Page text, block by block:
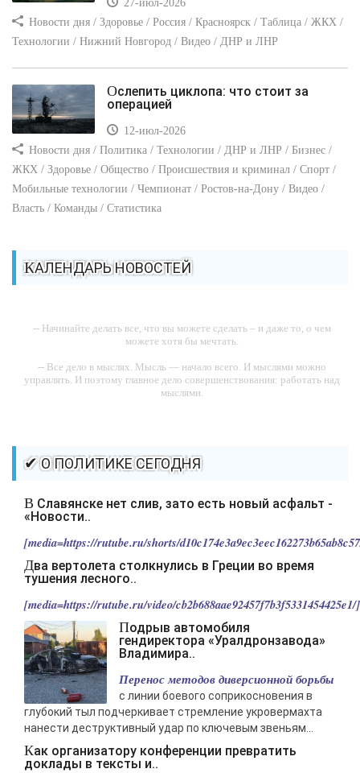
27-июл-2026
Новости дня / Здоровье / Россия / Красноярск / Таблица / ЖКХ /
Технологии / Нижний Новгород / Видео / ДНР и ЛНР
Ослепить циклопа: что стоит за
операцией
12-июл-2026
Новости дня / Политика / Технологии / ДНР и ЛНР / Бизнес /
ЖКХ / Здоровье / Общество / Происшествия и криминал / Спорт /
Мобильные технологии / Чемпионат / Ростов-на-Дону / Видео /
Власть / Команды / Статистика
КАЛЕНДАРЬ НОВОСТЕЙ
-- Начинайте делать все, что вы можете сделать – и даже то, о чем
можете хотя бы мечтать.
-- Все дело в мыслях. Мысль — начало всего. И мыслями можно
управлять. И поэтому главное дело совершенствования: работать над
мыслями.
-- Самое большое богатство — это ум. Самая большая нищета —
глупость. Из всех страхов самый пугающий — самолюбование.
-- Лучшее, что можно сделать с хорошим советом, это пропустить его
мимо ушей. Он никогда не бывает полезен никому, кроме того, кто его
-- Люблю давать советы и очень не люблю, когда их дают мне.
✔ О ПОЛИТИКЕ СЕГОДНЯ
В Славянске нет слив, зато есть новый асфальт -
«Новости..
[media=https://rutube.ru/shorts/
Два вертолета столкнулись в Греции во время
тушения лесного..
[media=https://rutube.ru/video/
Подрыв автомобиля
гендиректора «Уралдронзавода»
Владимира..
Перенос методов диверсионной борьбы
с линии боевого соприкосновения в
глубокий тыл подчеркивает стремление укровермахта
нанести деструктивный удар по ключевым звеньям...
Как организатору конференции превратить
доклады в тексты и..